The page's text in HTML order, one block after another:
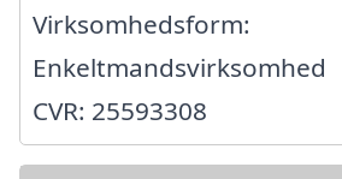
Virksomhedsform:
Enkeltmandsvirksomhed
CVR: 25593308